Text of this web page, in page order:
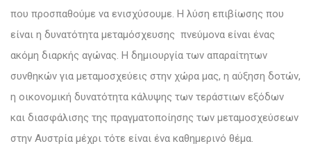
που προσπαθούμε να ενισχύσουμε. Η λύση επιβίωσης που
είναι η δυνατότητα μεταμόσχευσης πνεύμονα είναι ένας
ακόμη διαρκής αγώνας. Η δημιουργία των απαραίτητων
συνθηκών για μεταμοσχεύεις στην χώρα μας, η αύξηση δοτών,
η οικονομική δυνατότητα κάλυψης των τεράστιων εξόδων
και διασφάλισης της πραγματοποίησης των μεταμοσχεύσεων
στην Αυστρία μέχρι τότε είναι ένα καθημερινό θέμα.